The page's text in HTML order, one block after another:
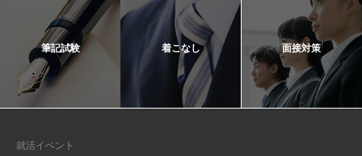
筆記試験 着こなし 面接対策
就活イベント